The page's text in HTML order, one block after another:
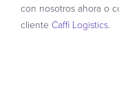
con nosotros ahora o
cliente Caffi Logistics.